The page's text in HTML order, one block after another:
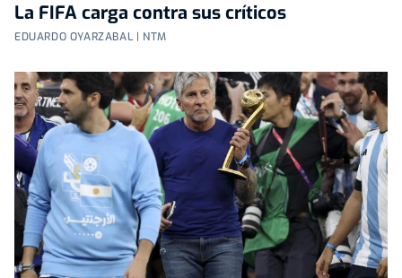
La FIFA carga contra sus críticos
EDUARDO OYARZABAL | NTM